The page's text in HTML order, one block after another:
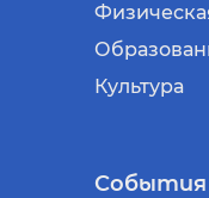
Культура
События